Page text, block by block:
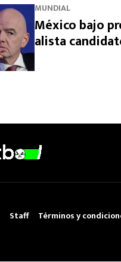
MUNDIAL
México bajo
alista
Staff Términos y